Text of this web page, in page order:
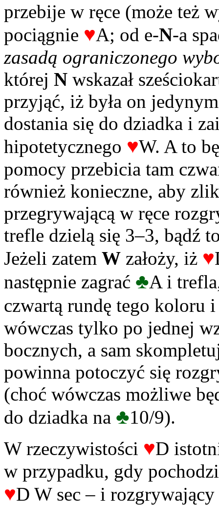
przebije w ręce (może też
pociągnie ♥A; od e-N-a
zasadą ograniczonego
której N wskazał
przyjąć, iż była on
dostania się do dziadka i
hipotetycznego ♥W. A to
pomocy przebicia tam
również konieczne, aby
przegrywającą w ręce
trefle dzielą się 3–3, bądź
Jeżeli zatem W założy, iż ♥
następnie zagrać ♣A i
czwartą rundę tego koloru
wówczas tylko po jednej
bocznych, a sam
powinna potoczyć się
(choć wówczas możliwe
do dziadka na ♣10/9).
W rzeczywistości ♥D
w przypadku, gdy
♥D W sec – i